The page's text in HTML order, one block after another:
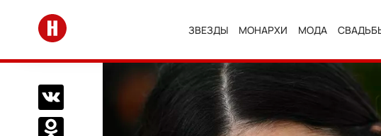
Перейти на главную
ЗВЕЗДЫ МОНАРХИ МОДА
Поделиться Вконтакте
Поделиться в Одноклассниках